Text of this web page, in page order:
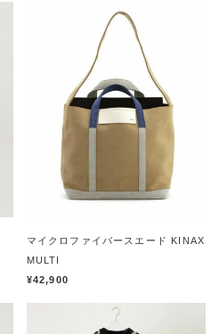
マイクロファイバースエード KINAX
MULTI
¥42,900